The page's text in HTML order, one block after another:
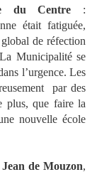
du Centre :
était fatiguée,
de réfection
Municipalité se
l’urgence. Les
par des
plus, que faire la
nouvelle école
de Mouzon,